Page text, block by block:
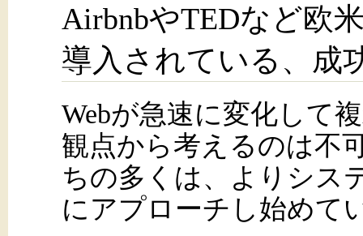
AirbnbやTEDなど欧
導入されている、成
Webが急速に変化して
観点から考えるのは不
ちの多くは、よりシス
にアプローチし始めて